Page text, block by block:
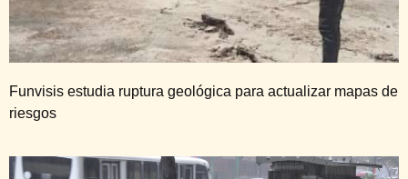
Funvisis estudia ruptura geológica para actualizar mapas de
riesgos